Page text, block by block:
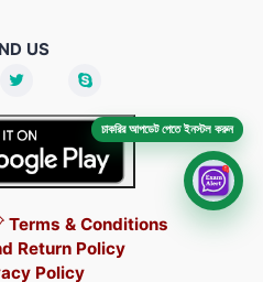
US
Terms & Conditions
Return Policy
Policy
চাকরির আপডেট পেতে ইনস্টল করুন